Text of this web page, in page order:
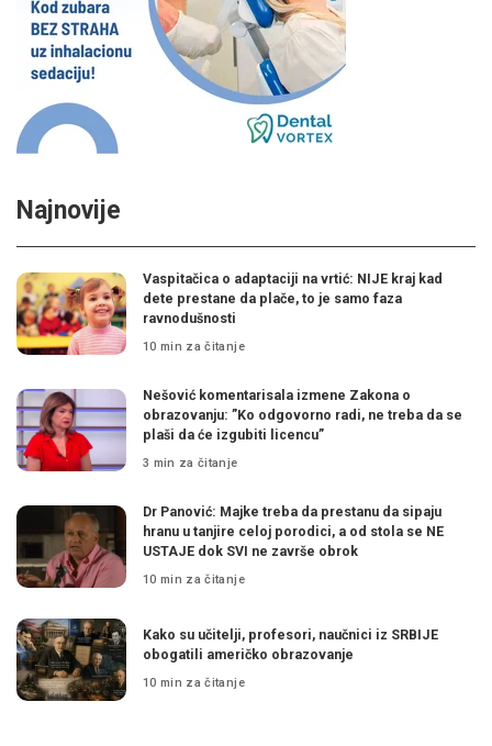
Najnovije
Vaspitačica o adaptaciji na vrtić: NIJE kraj kad
dete prestane da plače, to je samo faza
ravnodušnosti
10 min za čitanje
Nešović komentarisala izmene Zakona o
obrazovanju: ”Ko odgovorno radi, ne treba da se
plaši da će izgubiti licencu”
3 min za čitanje
Dr Panović: Majke treba da prestanu da sipaju
hranu u tanjire celoj porodici, a od stola se NE
USTAJE dok SVI ne završe obrok
10 min za čitanje
Kako su učitelji, profesori, naučnici iz SRBIJE
obogatili američko obrazovanje
10 min za čitanje